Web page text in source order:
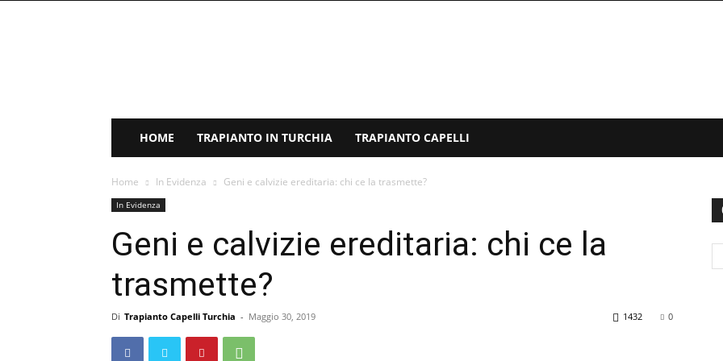
HOME TRAPIANTO IN TURCHIA TRAPIANTO CAPELLI
Home In Evidenza Geni e calvizie ereditaria: chi ce la trasmette?
In Evidenza
Geni e calvizie ereditaria: chi ce la
trasmette?
Di Trapianto Capelli Turchia - Maggio 30, 2019 0
1432